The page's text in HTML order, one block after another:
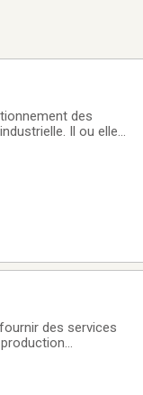
des
Il ou elle
des services